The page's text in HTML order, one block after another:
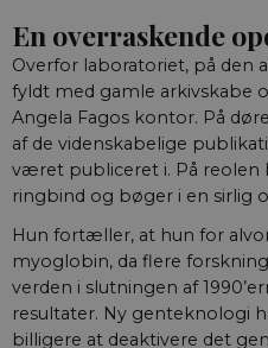
En overraskende
Overfor laboratoriet, på den
fyldt med gamle arkivskabe
Angela Fagos kontor. På
af de videnskabelige
været publiceret i. På reolen
ringbind og bøger i en sirlig
Hun fortæller, at hun for
myoglobin, da flere
verden i slutningen af
resultater. Ny genteknologi
billigere at deaktivere det